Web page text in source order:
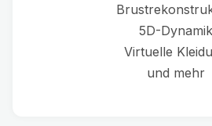
5D-Dynamik
Virtuelle
und mehr